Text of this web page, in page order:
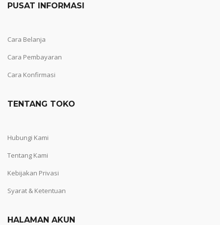
PUSAT INFORMASI
Cara Belanja
Cara Pembayaran
Cara Konfirmasi
TENTANG TOKO
Hubungi Kami
Tentang Kami
Kebijakan Privasi
Syarat & Ketentuan
HALAMAN AKUN